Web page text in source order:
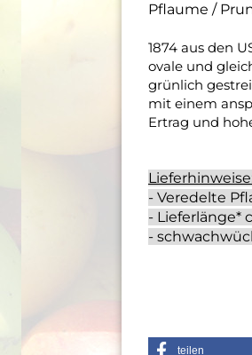
Pflaume /
1874 aus den
ovale und
grünlich
mit einem
Ertrag und
- Veredelte
- Lieferlänge*
-
teilen